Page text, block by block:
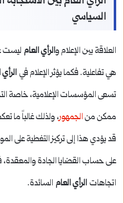
السياسي
العلاقة بين الإعلام والرأي العام ليست
هي تفاعلية. فكما يؤثر الإعلام في
تسعى المؤسسات الإعلامية، خاصة
ممكن من الجمهور، ولذلك غالباً ما
قد يؤدي هذا إلى تركيز التغطية على
على حساب القضايا الجادة والمعقدة،
اتجاهات الرأي العام السائدة.